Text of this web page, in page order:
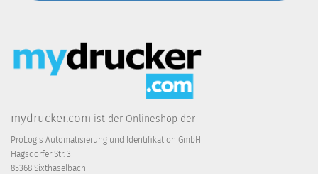
mydrucker.com ist der Onlineshop der
ProLogis Automatisierung und Identifikation GmbH
Hagsdorfer Str. 3
85368 Sixthaselbach